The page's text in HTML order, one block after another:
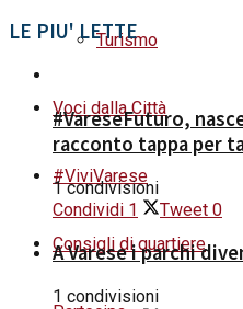
Turismo
Voci dalla Città
#ViviVarese
Consigli di quartiere
LE PIU' LETTE
#VareseFuturo,
racconto tappa per
1 condivisioni
Condividi 1 Tweet 0
A Varese i parchi
1 condivisioni